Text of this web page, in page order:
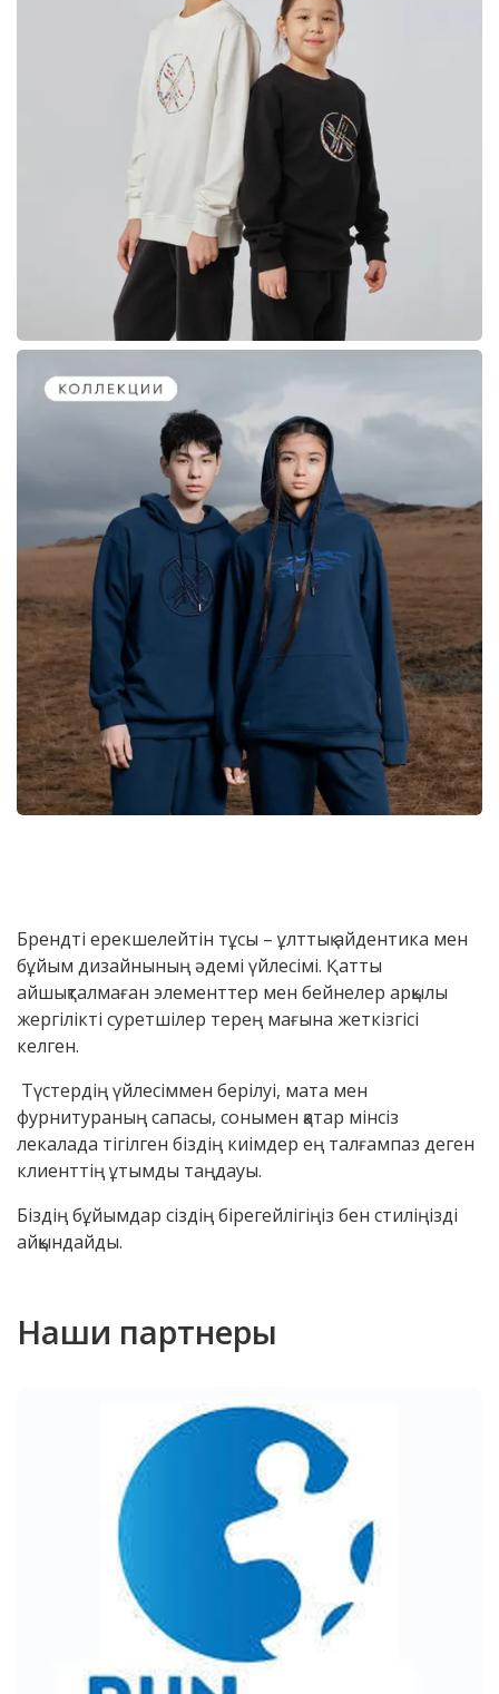
Брендті ерекшелейтін тұсы – ұлттық айдентика мен
бұйым дизайнының әдемі үйлесімі. Қатты
айшықталмаған элементтер мен бейнелер арқылы
жергілікті суретшілер терең мағына жеткізгісі
келген.
Түстердің үйлесіммен берілуі, мата мен
фурнитураның сапасы, сонымен қатар мінсіз
лекалада тігілген біздің киімдер ең талғампаз деген
клиенттің ұтымды таңдауы.
Біздің бұйымдар сіздің бірегейлігіңіз бен стиліңізді
айқындайды.
Наши партнеры